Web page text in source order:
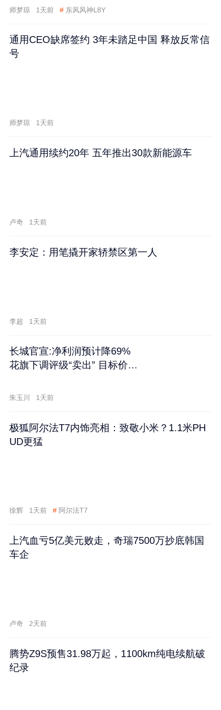
师梦琼 1天前 # 东风风神L8Y
通用CEO缺席签约 3年未踏足中国 释放反常信
号
师梦琼 1天前
上汽通用续约20年 五年推出30款新能源车
卢奇 1天前
李安定：用笔撬开家轿禁区第一人
李超 1天前
长城官宣:净利润预计降69%
花旗下调评级“卖出” 目标价再
朱玉川 1天前
极狐阿尔法T7内饰亮相：致敬小米？1.1米PH
UD更猛
徐辉 1天前 # 阿尔法T7
上汽血亏5亿美元败走，奇瑞7500万抄底韩国
车企
卢奇 2天前
腾势Z9S预售31.98万起，1100km纯电续航破
纪录